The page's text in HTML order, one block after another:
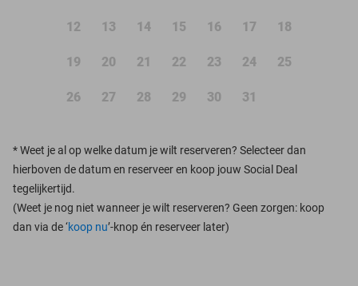
12 13 14 15 16 17 18
19 20 21 22 23 24 25
26 27 28 29 30 31
*Weet je al op welke datum je wilt reserveren? Selecteer dan
hierboven de datum en reserveer en koop jouw Social Deal
tegelijkertijd.
(Weet je nog niet wanneer je wilt reserveren? Geen zorgen: koop
dan via de ‘koop nu’-knop én reserveer later)